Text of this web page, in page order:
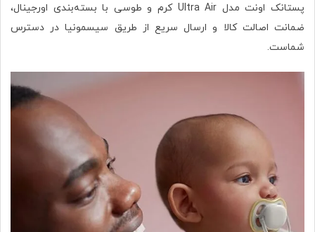
پستانک اونت مدل Ultra Air کرم و طوسی با بسته‌بندی اورجینال،
ضمانت اصالت کالا و ارسال سریع از طریق سیسمونیا در دسترس
شماست.